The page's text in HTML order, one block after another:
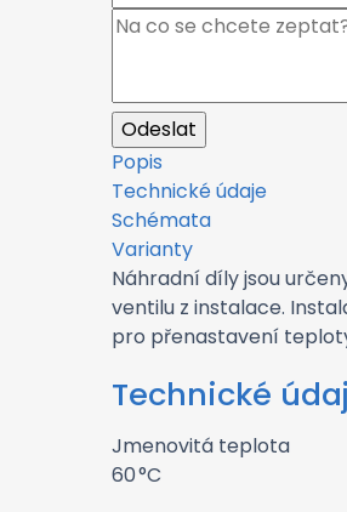
Popis
Technické údaje
Schémata
Varianty
Náhradní díly jsou
ventilu z instalace.
pro přenastavení
Technické
Jmenovitá teplota
60 °C